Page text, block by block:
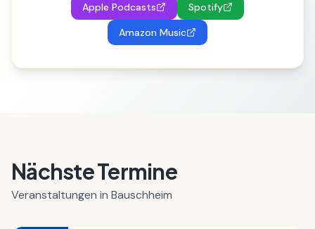
Apple Podcasts
Spotify
Amazon Music
Nächste Termine
Veranstaltungen in Bauschheim